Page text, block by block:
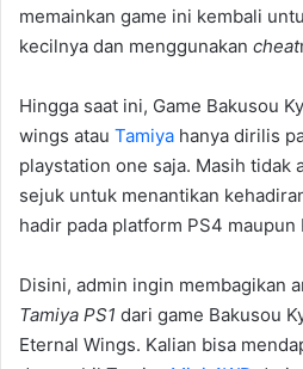
memainkan game ini kembali
kecilnya dan menggunakan cheat
Hingga saat ini, Game Bakusou
wings atau Tamiya hanya dirilis
playstation one saja. Masih tidak
sejuk untuk menantikan
hadir pada platform PS4 maupun
Disini, admin ingin membagikan
Tamiya PS1 dari game Bakusou
Eternal Wings. Kalian bisa